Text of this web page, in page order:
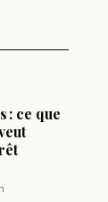
: ce que